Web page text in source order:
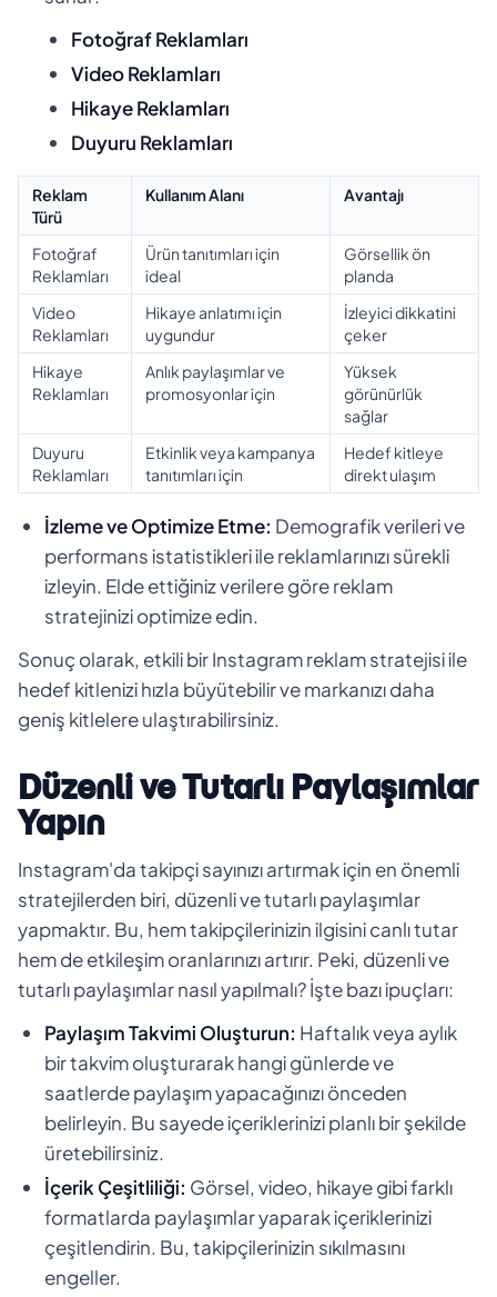
Fotoğraf Reklamları
Video Reklamları
Hikaye Reklamları
Duyuru Reklamları
Reklam
Türü
Kullanım Alanı Avantajı
Fotoğraf
Reklamları
Ürün tanıtımları için
ideal
Görsellik ön
planda
Video
Reklamları
Hikaye anlatımı için
uygundur
İzleyici dikkatini
çeker
Hikaye
Reklamları
Anlık paylaşımlar ve
promosyonlar için
Yüksek
görünürlük
sağlar
Duyuru
Reklamları
Etkinlik veya kampanya
tanıtımları için
Hedef kitleye
direkt ulaşım
İzleme ve Optimize Etme: Demografik verileri ve
performans istatistikleri ile reklamlarınızı sürekli
izleyin. Elde ettiğiniz verilere göre reklam
stratejinizi optimize edin.
Sonuç olarak, etkili bir Instagram reklam stratejisi ile
hedef kitlenizi hızla büyütebilir ve markanızı daha
geniş kitlelere ulaştırabilirsiniz.
Düzenli ve Tutarlı Paylaşımlar
Yapın
Instagram'da takipçi sayınızı artırmak için en önemli
stratejilerden biri, düzenli ve tutarlı paylaşımlar
yapmaktır. Bu, hem takipçilerinizin ilgisini canlı tutar
hem de etkileşim oranlarınızı artırır. Peki, düzenli ve
tutarlı paylaşımlar nasıl yapılmalı? İşte bazı ipuçları:
Paylaşım Takvimi Oluşturun: Haftalık veya aylık
bir takvim oluşturarak hangi günlerde ve
saatlerde paylaşım yapacağınızı önceden
belirleyin. Bu sayede içeriklerinizi planlı bir şekilde
üretebilirsiniz.
İçerik Çeşitliliği: Görsel, video, hikaye gibi farklı
formatlarda paylaşımlar yaparak içeriklerinizi
çeşitlendirin. Bu, takipçilerinizin sıkılmasını
engeller.